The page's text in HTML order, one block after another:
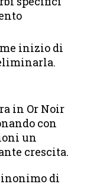
inizio di
in Or Noir
con
un
crescita.
di